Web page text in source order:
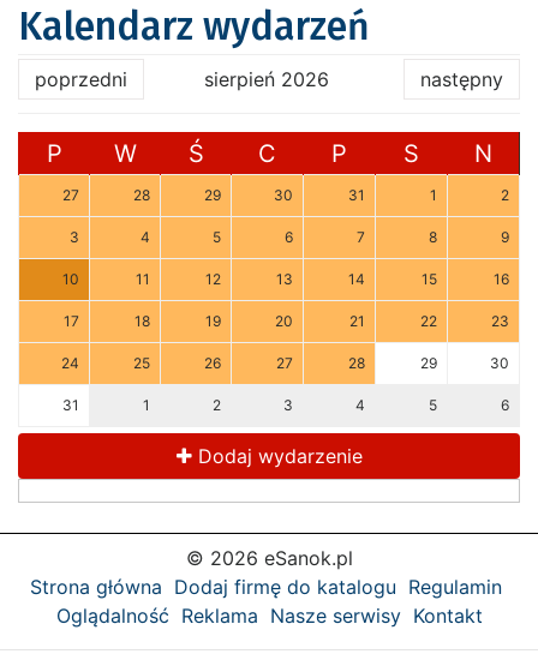
Kalendarz wydarzeń
poprzedni sierpień 2026 następny
P W Ś C P S N
27 28 29 30 31 1 2
3 4 5 6 7 8 9
10 11 12 13 14 15 16
17 18 19 20 21 22 23
24 25 26 27 28 29 30
31 1 2 3 4 5 6
Dodaj wydarzenie
© 2026 eSanok.pl
Strona główna Dodaj firmę do katalogu Regulamin
Oglądalność Reklama Nasze serwisy Kontakt